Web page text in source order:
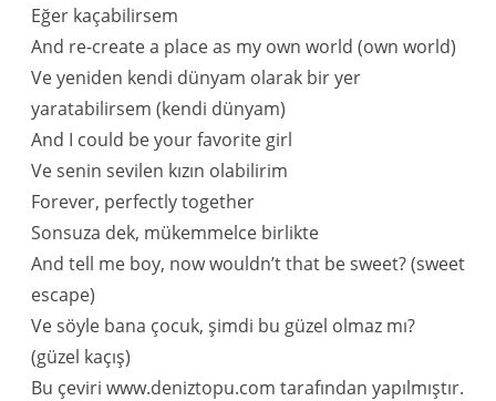
Eğer kaçabilirsem
And re-create a place as my own world (own world)
Ve yeniden kendi dünyam olarak bir yer
yaratabilirsem (kendi dünyam)
And I could be your favorite girl
Ve senin sevilen kızın olabilirim
Forever, perfectly together
Sonsuza dek, mükemmelce birlikte
And tell me boy, now wouldn’t that be sweet? (sweet
escape)
Ve söyle bana çocuk, şimdi bu güzel olmaz mı?
(güzel kaçış)
Bu çeviri www.deniztopu.com tarafından yapılmıştır.